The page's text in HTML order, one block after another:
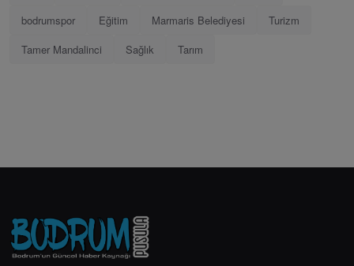
bodrumspor
Eğitim Marmaris Belediyesi
Turizm
Tamer Mandalinci
Sağlık Tarım